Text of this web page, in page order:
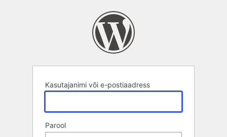
Kasutajanimi või e-postiaadress
Parool